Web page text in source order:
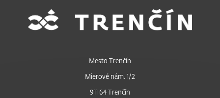
Mesto Trenčín
Mierové nám. 1/2
911 64 Trenčín